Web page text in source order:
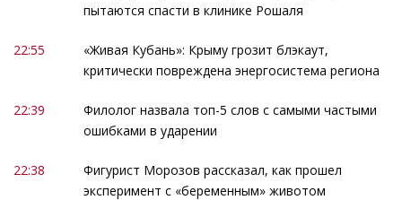
пытаются спасти в клинике Рошаля
22:55
«Живая Кубань»: Крыму грозит блэкаут,
критически повреждена энергосистема региона
22:39
Филолог назвала топ-5 слов с самыми частыми
ошибками в ударении
22:38
Фигурист Морозов рассказал, как прошел
эксперимент с «беременным» животом